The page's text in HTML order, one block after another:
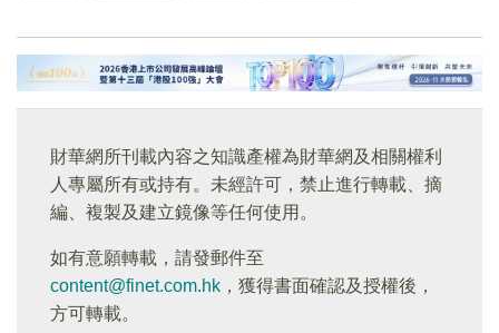
財華網所刊載內容之知識產權為財華網及相關權利
人專屬所有或持有。未經許可，禁止進行轉載、摘
編、複製及建立鏡像等任何使用。
如有意願轉載，請發郵件至
content@finet.com.hk ，獲得書面確認及授權後，
方可轉載。